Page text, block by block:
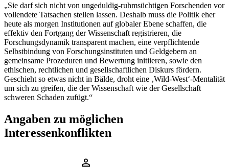
„Sie darf sich nicht von ungeduldig-ruhmsüchtigen Forschenden vor
vollendete Tatsachen stellen lassen. Deshalb muss die Politik eher
heute als morgen Institutionen auf globaler Ebene schaffen, die
effektiv den Fortgang der Wissenschaft registrieren, die
Forschungsdynamik transparent machen, eine verpflichtende
Selbstbindung von Forschungsinstituten und Geldgebern an
gemeinsame Prozeduren und Bewertung initiieren, sowie den
ethischen, rechtlichen und gesellschaftlichen Diskurs fördern.
Geschieht so etwas nicht in Bälde, droht eine ‚Wild-West‘-Mentalität
um sich zu greifen, die der Wissenschaft wie der Gesellschaft
schweren Schaden zufügt.“
Angaben zu möglichen
Interessenkonflikten